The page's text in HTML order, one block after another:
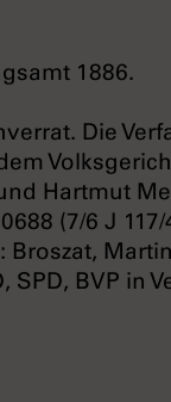
1886.
Die
Hartmut
(7/6 J
Broszat,
SPD, BVP in